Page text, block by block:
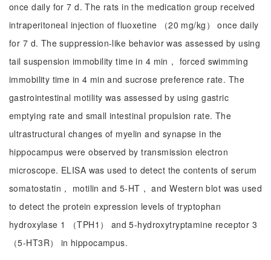
once daily for 7 d. The rats in the medication group received
intraperitoneal injection of fluoxetine （20 mg/kg） once daily
for 7 d. The suppression-like behavior was assessed by using
tail suspension immobility time in 4 min， forced swimming
immobility time in 4 min and sucrose preference rate. The
gastrointestinal motility was assessed by using gastric
emptying rate and small intestinal propulsion rate. The
ultrastructural changes of myelin and synapse in the
hippocampus were observed by transmission electron
microscope. ELISA was used to detect the contents of serum
somatostatin， motilin and 5-HT， and Western blot was used
to detect the protein expression levels of tryptophan
hydroxylase 1 （TPH1） and 5-hydroxytryptamine receptor 3
（5-HT3R） in hippocampus.